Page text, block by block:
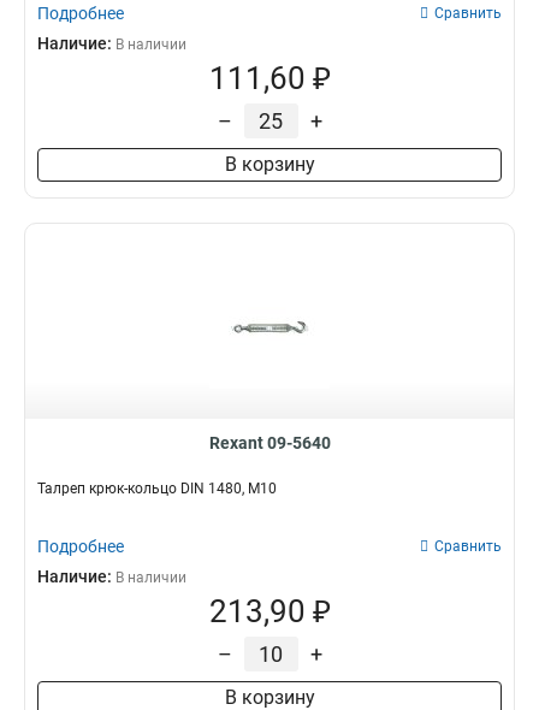
Подробнее Сравнить
Наличие: В наличии
111,60 ₽
– +
В корзину
Rexant 09-5640
Талреп крюк-кольцо DIN 1480, М10
Подробнее Сравнить
Наличие: В наличии
213,90 ₽
– +
В корзину